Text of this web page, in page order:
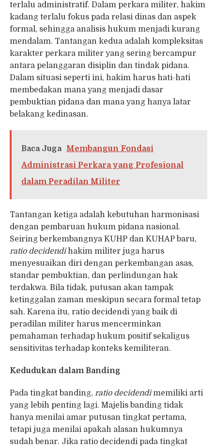
terlalu administratif. Dalam perkara militer, hakim
kadang terlalu fokus pada relasi dinas dan aspek
formal, sehingga analisis hukum menjadi kurang
mendalam. Tantangan kedua adalah kompleksitas
karakter perkara militer yang sering bercampur
antara pelanggaran disiplin dan tindak pidana.
Dalam situasi seperti ini, hakim harus hati-hati
membedakan mana yang menjadi dasar
pembuktian pidana dan mana yang hanya latar
belakang kedinasan.
Baca Juga
Membangun Fondasi
Administrasi Perkara yang Profesional
dalam Peradilan Militer
Tantangan ketiga adalah kebutuhan harmonisasi
dengan pembaruan hukum pidana nasional.
Seiring berkembangnya KUHP dan KUHAP baru,
ratio decidendihakim militer juga harus
menyesuaikan diri dengan perkembangan asas,
standar pembuktian, dan perlindungan hak
terdakwa. Bila tidak, putusan akan tampak
ketinggalan zaman meskipun secara formal tetap
sah. Karena itu, ratio decidendi yang baik di
peradilan militer harus mencerminkan
pemahaman terhadap hukum positif sekaligus
sensitivitas terhadap konteks kemiliteran.
Kedudukan dalam Banding
Pada tingkat banding, ratio decidendimemiliki arti
yang lebih penting lagi. Majelis banding tidak
hanya menilai amar putusan tingkat pertama,
tetapi juga menilai apakah alasan hukumnya
sudah benar. Jika ratio decidendi pada tingkat